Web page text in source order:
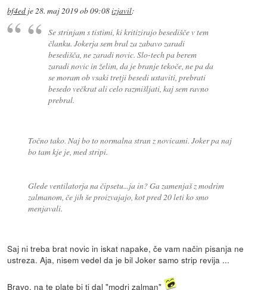
bf4ed je28. maj 2019 ob 09:08izjavil:
Se strinjam s tistimi, ki kritizirajo besedišče v tem
članku. Jokerja sem bral za zabavo zaradi
besedišča, ne zaradi novic. Slo-tech pa berem
zaradi novic in želim, da je branje tekoče, ne pa da
se moram ob vsaki tretji besedi ustaviti, prebrati
besedo večkrat ali celo razmišljati, kaj sem ravno
prebral.
Točno tako. Naj bo to normalna stran z novicami. Joker pa naj
bo tam kje je, med stripi.
Glede ventilatorja na čipsetu...ja in? Ga zamenjaš z modrim
zalmanom, če jih še proizvajajo, kot pred 20 leti ko smo
menjavali.
Saj ni treba brat novic in iskat napake, če vam način pisanja ne
ustreza. Aja, nisem vedel da je bil Joker samo strip revija ...
Bravo, na te plate bi ti dal "modri zalman"